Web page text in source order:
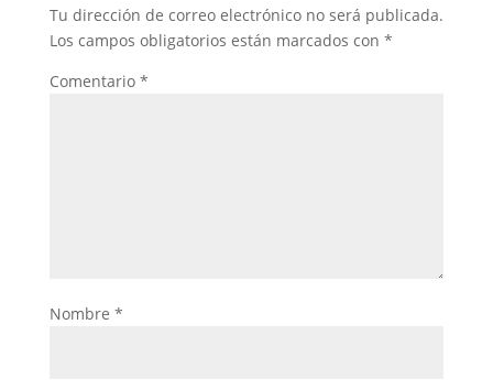
Tu dirección de correo electrónico no será publicada.
Los campos obligatorios están marcados con *
Comentario *
Nombre *